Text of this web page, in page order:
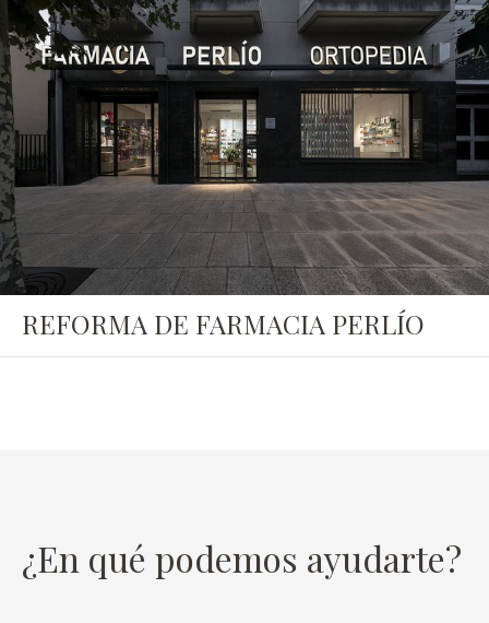
REFORMA DE FARMACIA PERLÍO
¿En qué podemos ayudarte?